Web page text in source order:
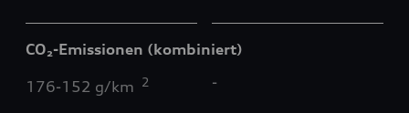
CO₂-Emissionen (kombiniert)
176-152 g/km 2 -